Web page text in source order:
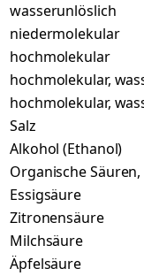
wasserunlöslich
niedermolekular
hochmolekular
hochmolekular,
hochmolekular,
Salz
Alkohol (Ethanol)
Organische
Essigsäure
Zitronensäure
Milchsäure
Äpfelsäure